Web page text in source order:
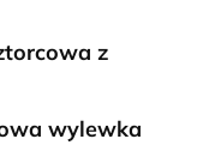
z
wylewka